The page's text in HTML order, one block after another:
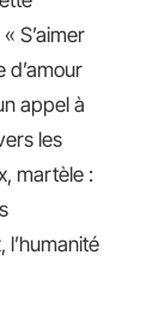
S’aimer
d’amour
appel à
les
martèle :
l’humanité